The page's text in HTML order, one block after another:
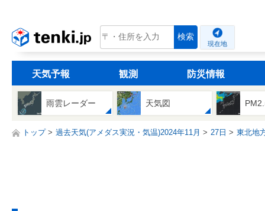
tenki.jp 検索
現在地
天気予報 観測 防災情報
雨雲レーダー 天気図
トップ 過去天気(アメダス実況・気温)2024年11月 27日 東北地